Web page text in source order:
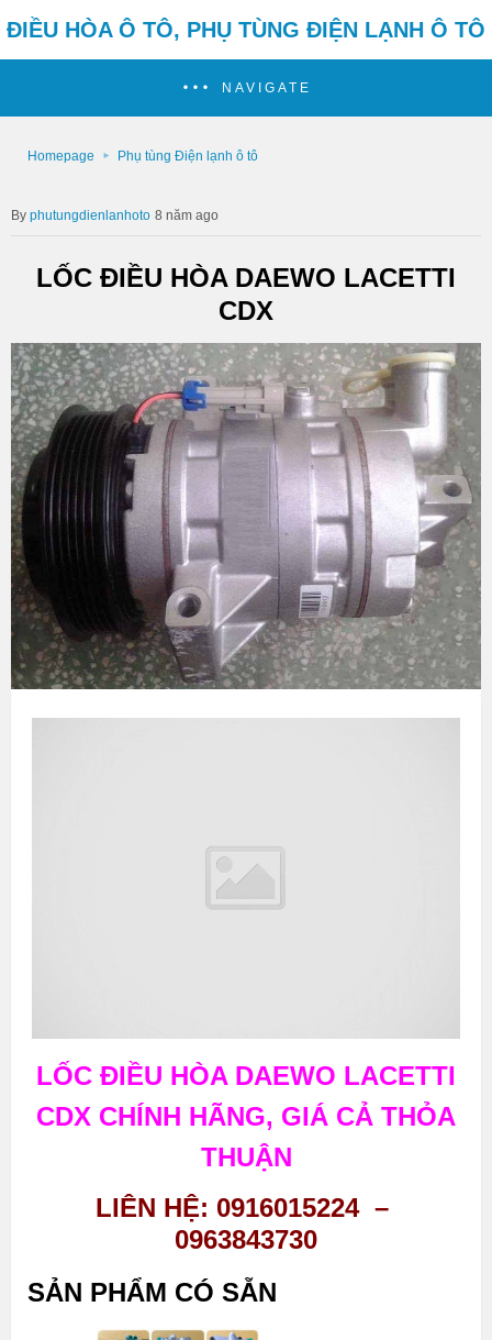
ĐIỀU HÒA Ô TÔ, PHỤ TÙNG ĐIỆN LẠNH Ô TÔ
NAVIGATE
Homepage Phụ tùng Điện lạnh ô tô
phutungdienlanhoto 8 năm ago
LỐC ĐIỀU HÒA DAEWO LACETTI
CDX
LỐC ĐIỀU HÒA DAEWO LACETTI
CDX CHÍNH HÃNG, GIÁ CẢ THỎA
THUẬN
LIÊN HỆ: 0916015224 –
0963843730
SẢN PHẨM CÓ SẴN